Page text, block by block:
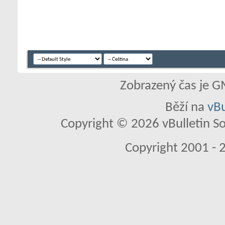
Zobrazený čas je
Běží na
Copyright © 2026 vBulletin
Copyright 2001 -